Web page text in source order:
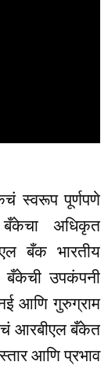
स्वरूप पूर्णपणे
बँकेचा अधिकृत
बँक भारतीय
बँकेची उपकंपनी
आणि गुरुग्राम
आरबीएल बँकेत
आणि प्रभाव